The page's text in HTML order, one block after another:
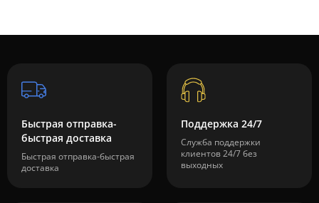
Быстрая отправка-
быстрая доставка
Быстрая отправка-быстрая
доставка
Поддержка 24/7
Служба поддержки
клиентов 24/7 без
выходных